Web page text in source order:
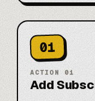
01
ACTION 01
Add